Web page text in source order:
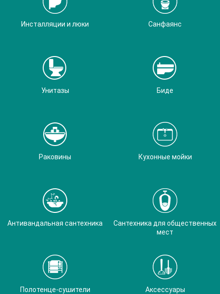
Инсталляции и люки Санфаянс
Унитазы Биде
Раковины Кухонные мойки
Антивандальная сантехника
Сантехника для общественных
мест
Полотенце-сушители Аксессуары